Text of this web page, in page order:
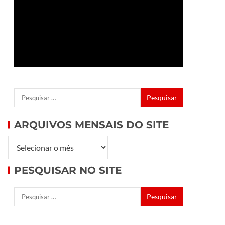
ARQUIVOS MENSAIS DO SITE
PESQUISAR NO SITE